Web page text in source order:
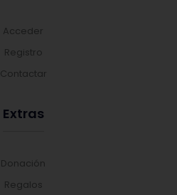
Acceder
Registro
Contactar
Extras
Donación
Regalos